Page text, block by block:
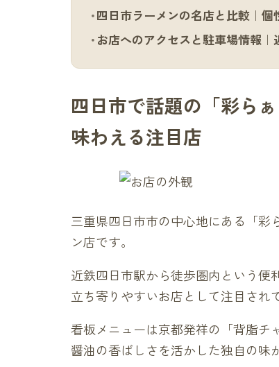
四日市ラーメンの名店と比較｜個
お店へのアクセスと駐車場情報
四日市で話題の「彩ら
味わえる注目店
三重県四日市市の中心地にある「彩
ン店です。
近鉄四日市駅から徒歩圏内という便
立ち寄りやすいお店として注目され
看板メニューは京都発祥の「背脂チ
醤油の香ばしさを活かした独自の味